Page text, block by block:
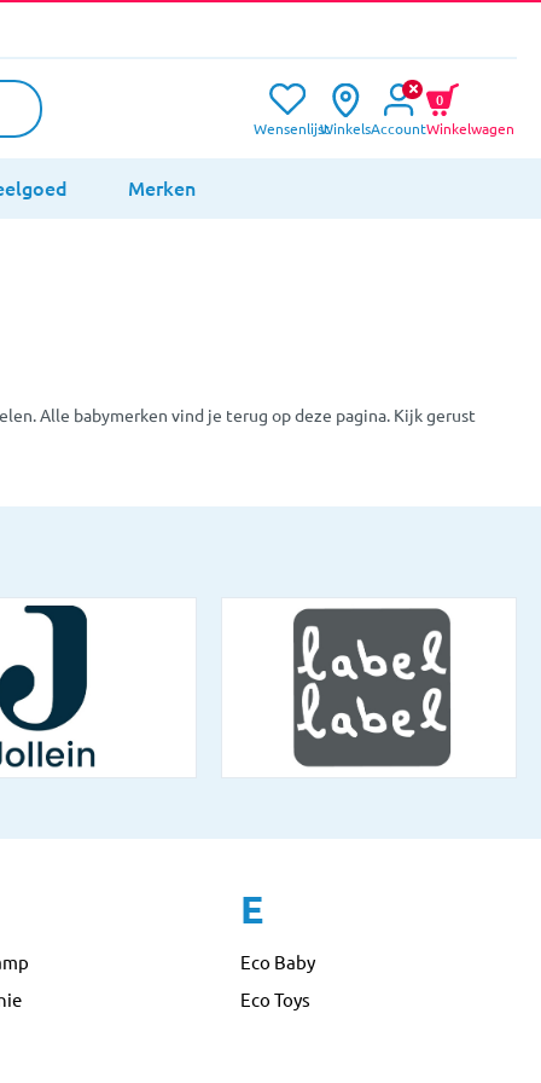
WensenlijstWinkelsAccountWinkelwagen
0
Merken
Alle babymerken vind je terug op deze pagina. Kijk gerust
E
Eco Baby
Eco Toys